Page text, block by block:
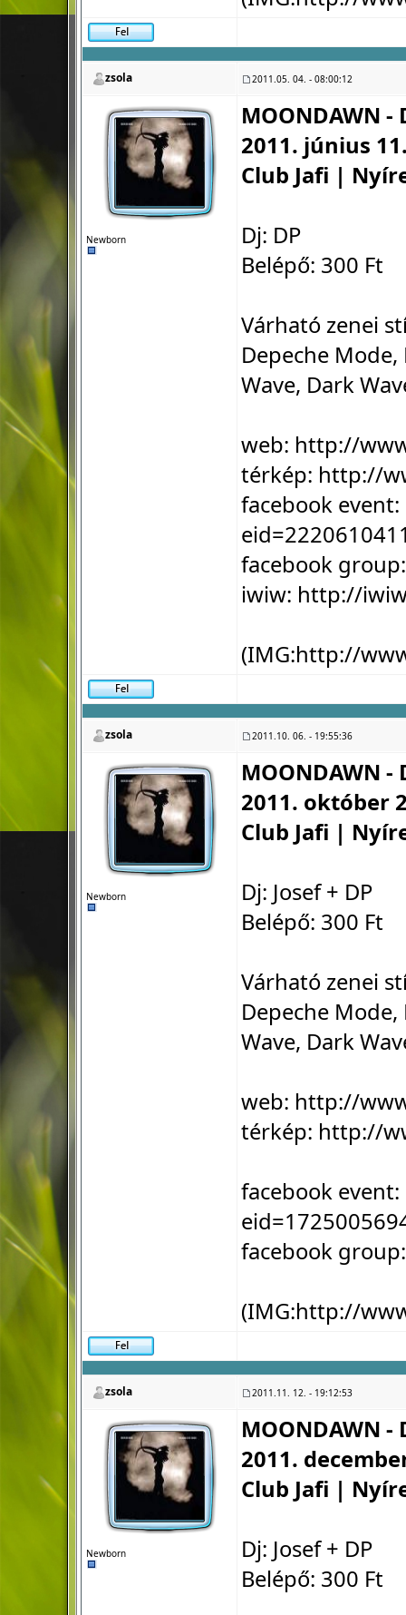
zsola 2011.05. 04. - 08:00:12
Newborn
MOONDAWN -
2011. június
Club Jafi |
Dj: DP
Belépő: 300 Ft
Várható zenei
Depeche Mode,
Wave, Dark
web: http://
térkép: http://
facebook event:
facebook
iwiw: http://
(IMG:http://
zsola 2011.10. 06. - 19:55:36
Newborn
MOONDAWN -
2011. október
Club Jafi |
Dj: Josef + DP
Belépő: 300 Ft
Várható zenei
Depeche Mode,
Wave, Dark
web: http://
térkép: http://
facebook event:
facebook
(IMG:http://
zsola 2011.11. 12. - 19:12:53
Newborn
MOONDAWN -
2011.
Club Jafi |
Dj: Josef + DP
Belépő: 300 Ft